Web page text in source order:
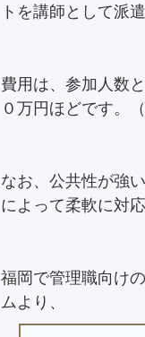
トを講師として派
費用は、参加人数
０万円ほどです。
なお、公共性が強
によって柔軟に対
福岡で管理職向け
ムより、